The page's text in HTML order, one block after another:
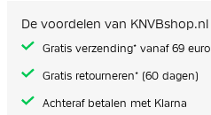
De voordelen van KNVBshop.nl
Gratis verzending* vanaf 69 euro
Gratis retourneren* (60 dagen)
Achteraf betalen met Klarna